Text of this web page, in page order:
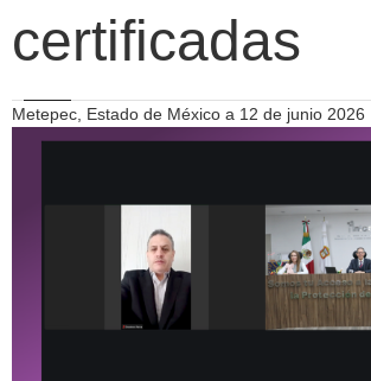
certificadas
Metepec, Estado de México a 12 de junio 2026